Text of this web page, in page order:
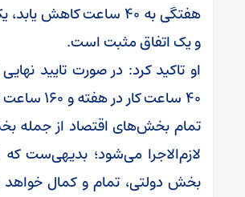
هفتگی به ۴۰ ساعت کاهش
و یک اتفاق مثبت است.
او تاکید کرد: در صورت تایید
۴۰ ساعت کار در
تمام بخش‌های اقتصاد از
لازم‌الاجرا می‌شود؛ بدیهی‌ست که
بخش دولتی، تمام و کمال خواهد